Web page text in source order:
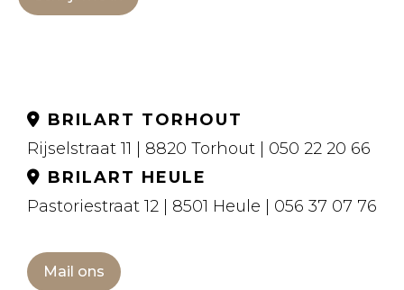
BRILART TORHOUT
Rijselstraat 11 | 8820 Torhout | 050 22 20 66
BRILART HEULE
Pastoriestraat 12 | 8501 Heule | 056 37 07 76
Mail ons